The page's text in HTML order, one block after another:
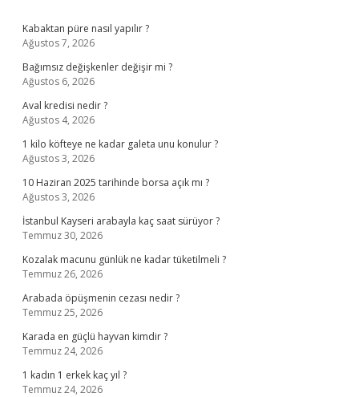
Kabaktan püre nasıl yapılır ?
Ağustos 7, 2026
Bağımsız değişkenler değişir mi ?
Ağustos 6, 2026
Aval kredisi nedir ?
Ağustos 4, 2026
1 kilo köfteye ne kadar galeta unu konulur ?
Ağustos 3, 2026
10 Haziran 2025 tarihinde borsa açık mı ?
Ağustos 3, 2026
İstanbul Kayseri arabayla kaç saat sürüyor ?
Temmuz 30, 2026
Kozalak macunu günlük ne kadar tüketilmeli ?
Temmuz 26, 2026
Arabada öpüşmenin cezası nedir ?
Temmuz 25, 2026
Karada en güçlü hayvan kimdir ?
Temmuz 24, 2026
1 kadın 1 erkek kaç yıl ?
Temmuz 24, 2026